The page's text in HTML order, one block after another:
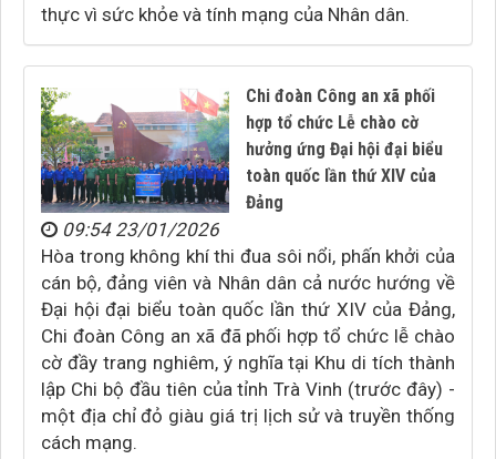
thực vì sức khỏe và tính mạng của Nhân dân.
Chi đoàn Công an xã phối
hợp tổ chức Lễ chào cờ
hưởng ứng Đại hội đại biểu
toàn quốc lần thứ XIV của
Đảng
09:54 23/01/2026
Hòa trong không khí thi đua sôi nổi, phấn khởi của
cán bộ, đảng viên và Nhân dân cả nước hướng về
Đại hội đại biểu toàn quốc lần thứ XIV của Đảng,
Chi đoàn Công an xã đã phối hợp tổ chức lễ chào
cờ đầy trang nghiêm, ý nghĩa tại Khu di tích thành
lập Chi bộ đầu tiên của tỉnh Trà Vinh (trước đây) -
một địa chỉ đỏ giàu giá trị lịch sử và truyền thống
cách mạng.